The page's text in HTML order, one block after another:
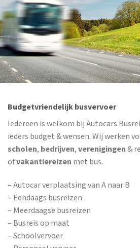
Budgetvriendelijk busvervoer
Iedereen is welkom bij Autocars
ieders budget & wensen. Wij werken
scholen, bedrijven,verenigingen&
ofvakantiereizen met bus.
– Autocar verplaatsing van A naar B
– Eendaags busreizen
– Meerdaagse busreizen
– Busreis op maat
– Schoolvervoer